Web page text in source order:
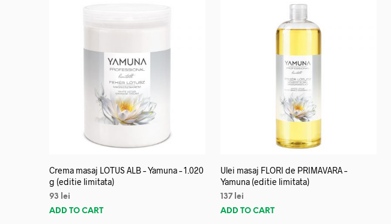
Crema masaj LOTUS ALB – Yamuna – 1.020
g (editie limitata)
93
lei
ADD TO CART
Ulei masaj FLORI de PRIMAVARA –
Yamuna (editie limitata)
137 lei
ADD TO CART